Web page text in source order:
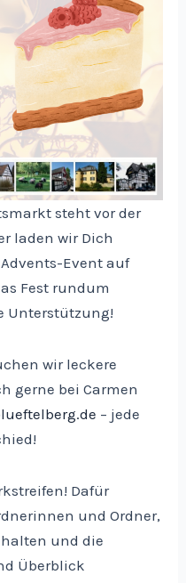
steht vor der
laden wir Dich
Event auf
Fest rundum
Unterstützung!
wir leckere
gerne bei Carmen
– jede
Dafür
und Ordner,
und die
Überblick